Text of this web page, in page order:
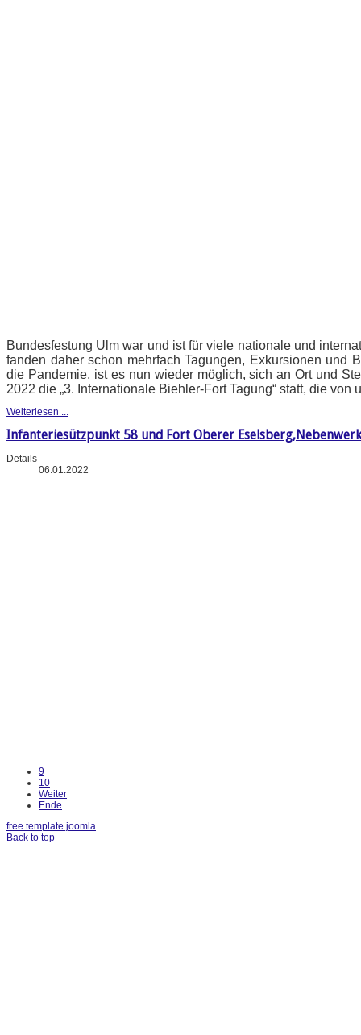
Bundesfestung Ulm war und ist für viele nationale und
fanden daher schon mehrfach Tagungen, Exkursionen und
die Pandemie, ist es nun wieder möglich, sich an Ort und
2022 die „3. Internationale Biehler-Fort Tagung“ statt, die von
Weiterlesen ...
Infanteriesützpunkt 58 und Fort Oberer
Details
06.01.2022
9
10
Weiter
Ende
free template joomla
Back to top